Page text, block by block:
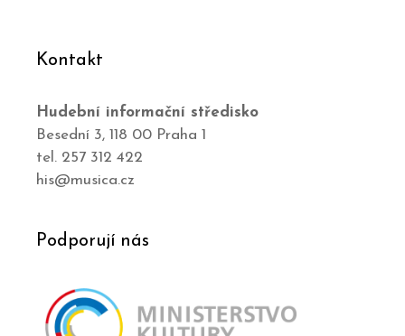
Kontakt
Hudební informační středisko
Besední 3, 118 00 Praha 1
tel. 257 312 422
his@musica.cz
Podporují nás